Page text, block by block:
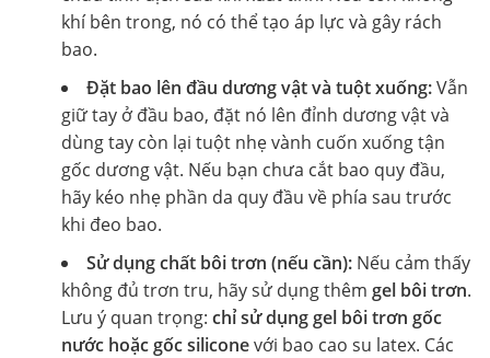
khí bên trong, nó có thể tạo áp lực và gây rách
bao.
Đặt bao lên đầu dương vật và tuột xuống:Vẫn
giữ tay ở đầu bao, đặt nó lên đỉnh dương vật và
dùng tay còn lại tuột nhẹ vành cuốn xuống tận
gốc dương vật. Nếu bạn chưa cắt bao quy đầu,
hãy kéo nhẹ phần da quy đầu về phía sau trước
khi đeo bao.
Sử dụng chất bôi trơn (nếu cần):Nếu cảm thấy
không đủ trơn tru, hãy sử dụng thêm gel bôi trơn.
Lưu ý quan trọng: chỉ sử dụng gel bôi trơn gốc
nước hoặc gốc siliconevới bao cao su latex. Các